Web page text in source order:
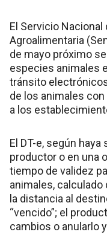
El Servicio Nacional
Agroalimentaria
de mayo próximo
especies animales
tránsito
de los animales
a los
El DT-e, según
productor o en una
tiempo de validez
animales, calculado
la distancia al
“vencido”; el
cambios o anularlo